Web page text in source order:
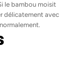
le bambou moisit
délicatement avec